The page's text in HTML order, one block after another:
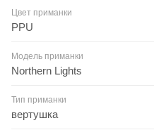
Цвет приманки
PPU
Модель приманки
Northern Lights
Тип приманки
вертушка